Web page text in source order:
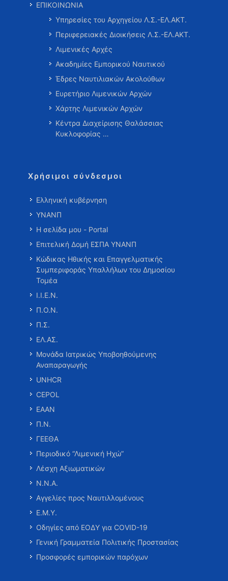
ΕΠΙΚΟΙΝΩΝΙΑ
Υπηρεσίες του Αρχηγείου Λ.Σ.-ΕΛ.ΑΚΤ.
Περιφερειακές Διοικήσεις Λ.Σ.-ΕΛ.ΑΚΤ.
Λιμενικές Αρχές
Ακαδημίες Εμπορικού Ναυτικού
Έδρες Ναυτιλιακών Ακολούθων
Ευρετήριο Λιμενικών Αρχών
Χάρτης Λιμενικών Αρχών
Κέντρα Διαχείρισης Θαλάσσιας
Κυκλοφορίας …
Χρήσιμοι σύνδεσμοι
Ελληνική κυβέρνηση
ΥΝΑΝΠ
Η σελίδα μου - Portal
Επιτελική Δομή ΕΣΠΑ ΥΝΑΝΠ
Κώδικας Ηθικής και Επαγγελματικής
Συμπεριφοράς Υπαλλήλων του Δημοσίου
Τομέα
Ι.Ι.Ε.Ν.
Π.Ο.Ν.
Π.Σ.
ΕΛ.ΑΣ.
Μονάδα Ιατρικώς Υποβοηθούμενης
Αναπαραγωγής
UNHCR
CEPOL
ΕΑΑΝ
Π.Ν.
ΓΕΕΘΑ
Περιοδικό “Λιμενική Ηχώ”
Λέσχη Αξιωματικών
Ν.Ν.Α.
Αγγελίες προς Ναυτιλλομένους
Ε.Μ.Υ.
Οδηγίες από ΕΟΔΥ για COVID-19
Γενική Γραμματεία Πολιτικής Προστασίας
Προσφορές εμπορικών παρόχων